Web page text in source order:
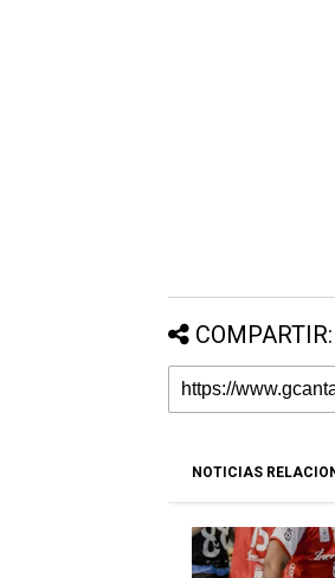
COMPARTIR:
NOTICIAS